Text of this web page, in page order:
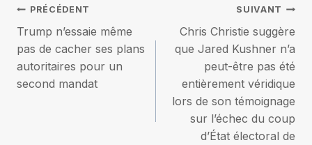
Navigation
de
l’article
PRÉCÉDENT
Trump n’essaie même
pas de cacher ses plans
autoritaires pour un
second mandat
SUIVANT
Chris Christie suggère
que Jared Kushner n’a
peut-être pas été
entièrement véridique
lors de son témoignage
sur l’échec du coup
d’État électoral de